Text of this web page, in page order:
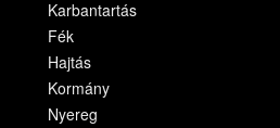
Karbantartás
Fék
Hajtás
Kormány
Nyereg